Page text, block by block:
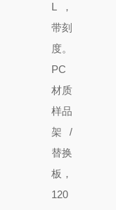
L，
带刻
度。
PC
材质
样品
架/
替换
板 ，
120